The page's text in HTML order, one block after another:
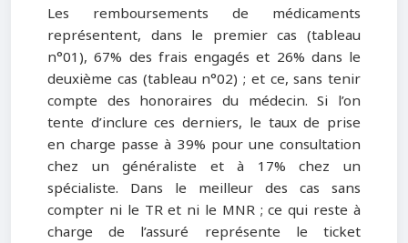
Les remboursements de médicaments
représentent, dans le premier cas (tableau
n°01), 67% des frais engagés et 26% dans le
deuxième cas (tableau n°02) ; et ce, sans tenir
compte des honoraires du médecin. Si l’on
tente d’inclure ces derniers, le taux de prise
en charge passe à 39% pour une consultation
chez un généraliste et à 17% chez un
spécialiste. Dans le meilleur des cas sans
compter ni le TR et ni le MNR ; ce qui reste à
charge de l’assuré représente le ticket